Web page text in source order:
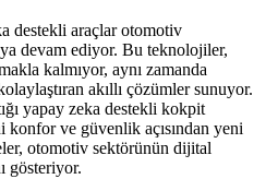
destekli araçlar otomotiv
devam ediyor. Bu teknolojiler,
kalmıyor, aynı zamanda
akıllı çözümler sunuyor.
yapay zeka destekli kokpit
ve güvenlik açısından yeni
otomotiv sektörünün dijital
gösteriyor.